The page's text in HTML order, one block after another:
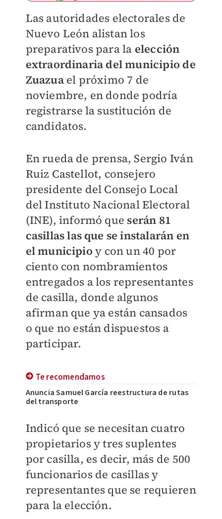
Las autoridades electorales de
Nuevo León alistan los
preparativos para la elección
extraordinaria del municipio de
Zuazua el próximo 7 de
noviembre, en donde podría
registrarse la sustitución de
candidatos.
En rueda de prensa, Sergio Iván
Ruiz Castellot, consejero
presidente del Consejo Local
del Instituto Nacional Electoral
(INE), informó que serán 81
casillas las que se instalarán en
el municipioy con un 40 por
ciento con nombramientos
entregados a los representantes
de casilla, donde algunos
afirman que ya están cansados
o que no están dispuestos a
participar.
Te recomendamos
Anuncia Samuel García reestructura de rutas
del transporte
Indicó que se necesitan cuatro
propietarios y tres suplentes
por casilla, es decir, más de 500
funcionarios de casillas y
representantes que se requieren
para la elección.